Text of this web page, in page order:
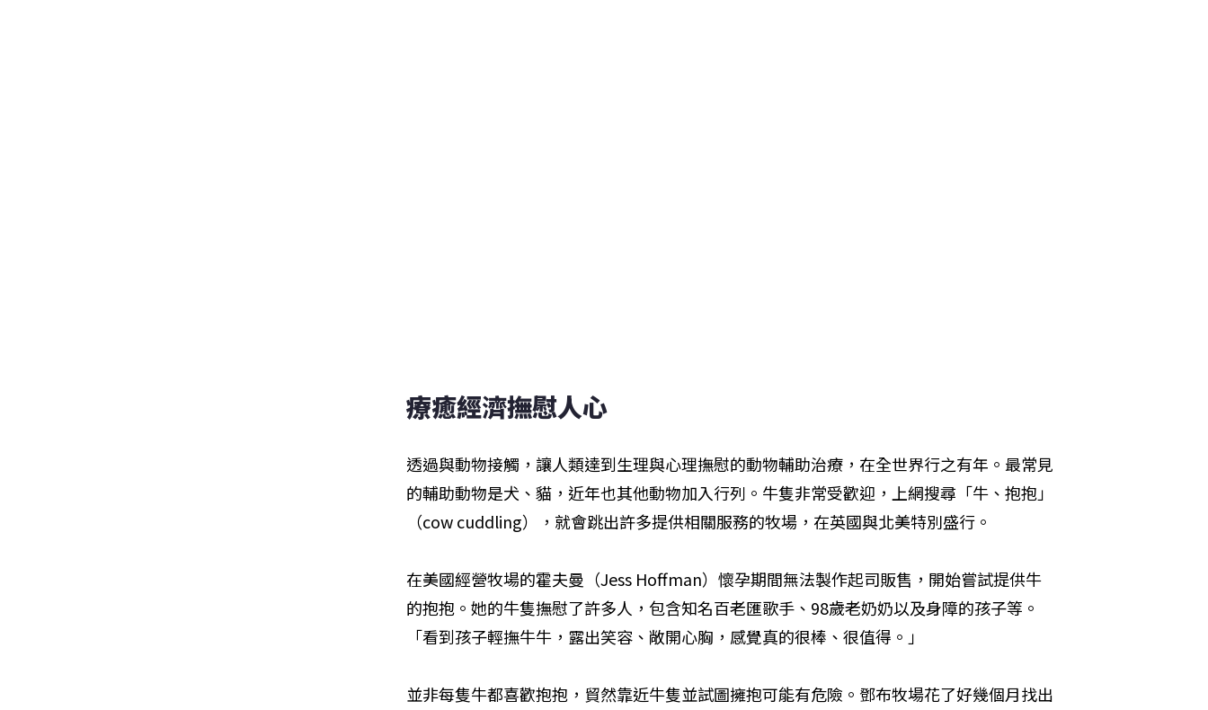
療癒經濟撫慰人心
透過與動物接觸，讓人類達到生理與心理撫慰的動物輔助治療，在全世界行之有年。最常見
的輔助動物是犬、貓，近年也其他動物加入行列。牛隻非常受歡迎，上網搜尋「牛、抱抱」
（cow cuddling），就會跳出許多提供相關服務的牧場，在英國與北美特別盛行。
在美國經營牧場的霍夫曼（Jess Hoffman）懷孕期間無法製作起司販售，開始嘗試提供牛
的抱抱。她的牛隻撫慰了許多人，包含知名百老匯歌手、98歲老奶奶以及身障的孩子等。
「看到孩子輕撫牛牛，露出笑容、敞開心胸，感覺真的很棒、很值得。」
並非每隻牛都喜歡抱抱，貿然靠近牛隻並試圖擁抱可能有危險。鄧布牧場花了好幾個月找出